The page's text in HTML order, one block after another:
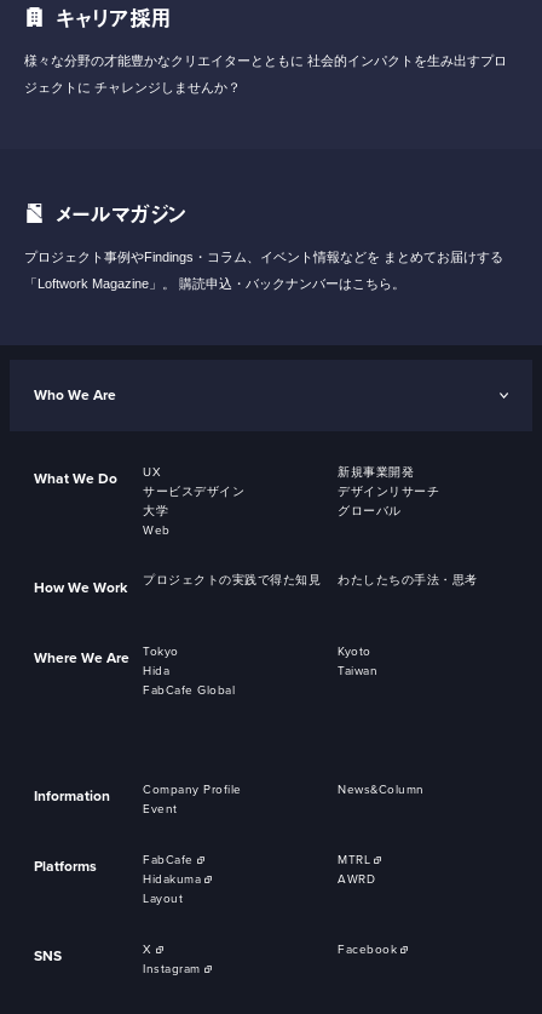
キャリア採用
様々な分野の才能豊かなクリエイターとともに 社会的インパクトを生み出すプロ
ジェクトに チャレンジしませんか？
メールマガジン
プロジェクト事例やFindings・コラム、イベント情報などを まとめてお届けする
「Loftwork Magazine」。
購読申込・バックナンバーはこちら。
Who We Are
What We Do UX
新規事業開発
サービスデザイン
デザインリサーチ
大学
グローバル
Web
How We Work プロジェクトの実践で得た知見 わたしたちの手法・思考
Where We Are Tokyo
Kyoto
Hida
Taiwan
FabCafe Global
Information Company Profile
News&Column
Event
Platforms FabCafe
MTRL
Hidakuma
AWRD
Layout
SNS X
Facebook
Instagram